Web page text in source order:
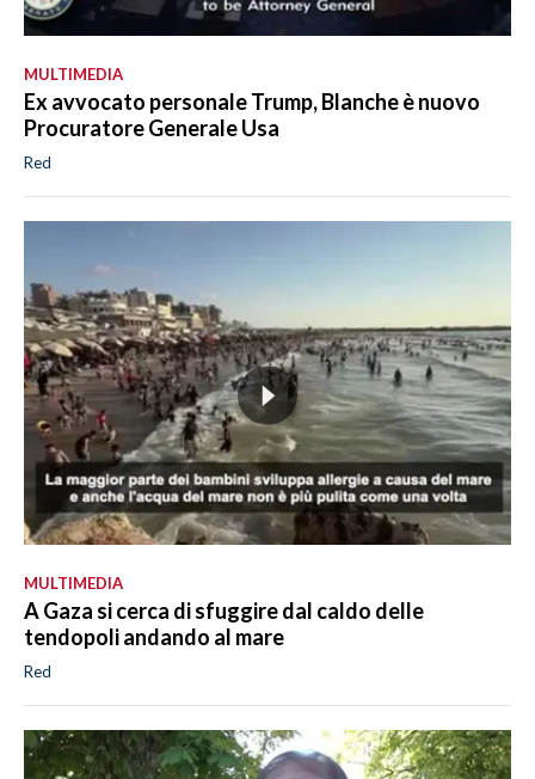
MULTIMEDIA
Ex avvocato personale Trump, Blanche è nuovo
Procuratore Generale Usa
Red
MULTIMEDIA
A Gaza si cerca di sfuggire dal caldo delle
tendopoli andando al mare
Red